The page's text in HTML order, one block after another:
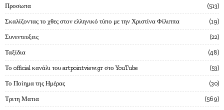
Προσωπα 513
Σκαλίζοντας το χθες στον ελληνικό τύπο με την Χριστίνα Φίλιππα 19
Συνεντευξεις 22
Ταξίδια 48
Το official κανάλι του artpointview.gr στο YouTube 53
Το Ποίημα της Ημέρας 30
Τριτη Ματια 569